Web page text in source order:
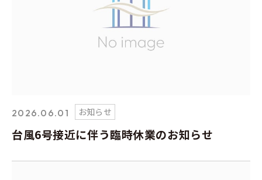
2026.06.01 お知らせ
台風6号接近に伴う臨時休業のお知らせ